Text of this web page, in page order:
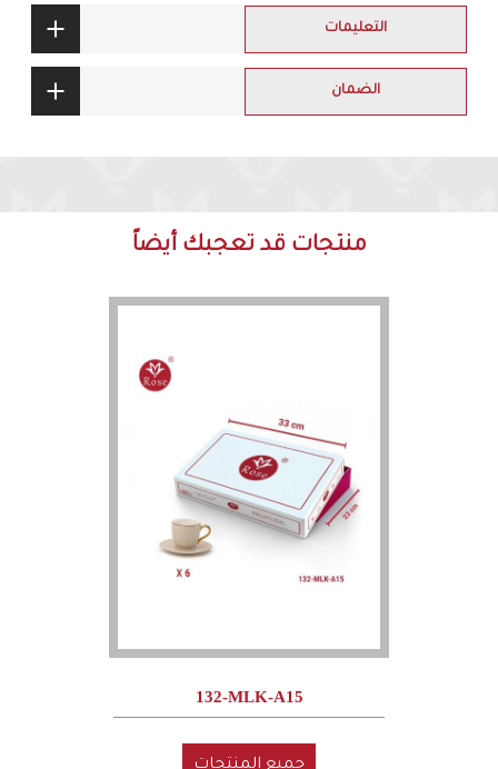
التعليمات
الضمان
منتجات قد تعجبك أيضاً
132-MLK-A15
جميع المنتجات